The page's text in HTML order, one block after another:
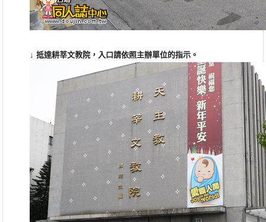
↓抵達耕莘文教院，入口請依照主辦單位的指示 。